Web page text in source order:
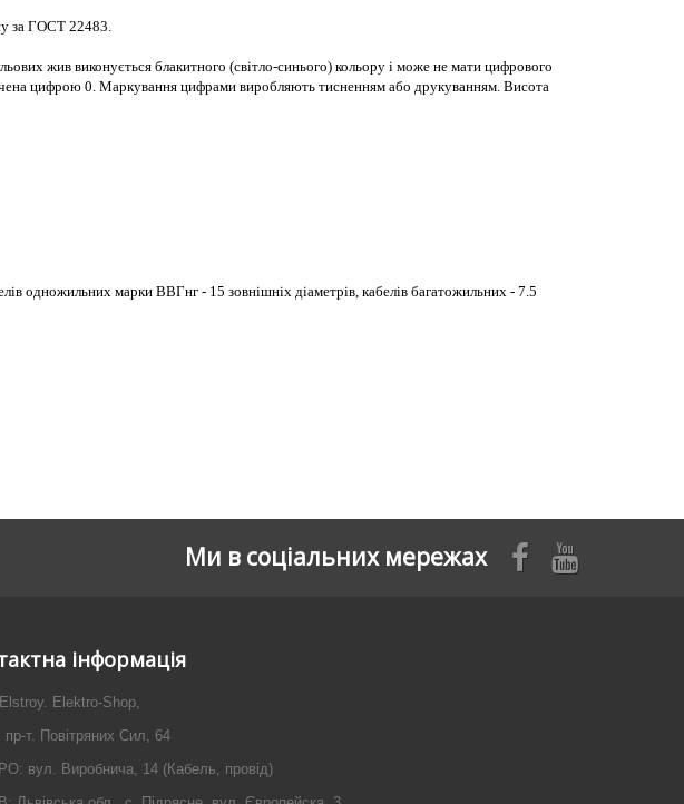
за ГОСТ 22483.
жив виконується блакитного (світло-синього) кольору і може не мати цифрового
цифрою 0. Маркування цифрами виробляють тисненням або друкуванням. Висота
одножильних марки ВВГнг - 15 зовнішніх діаметрів, кабелів багатожильних - 7.5
Ми в соціальних мережах
інформація
Elstroy. Elektro-Shop,
пр-т. Повітряних Сил, 64
вул. Виробнича, 14 (Кабель, провід)